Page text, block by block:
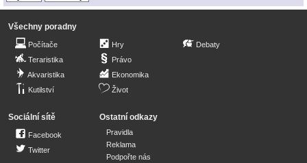
Všechny poradny
Počítače
Teraristika
Akvaristika
Kutilství
Hry
Právo
Ekonomika
Život
Debaty
Sociální sítě
Facebook
Twitter
Ostatní odkazy
Pravidla
Reklama
Podpořte nás